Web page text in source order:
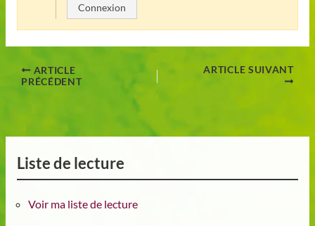
Connexion
ARTICLE
PRÉCÉDENT
ARTICLE SUIVANT
Liste de lecture
Voir ma liste de lecture